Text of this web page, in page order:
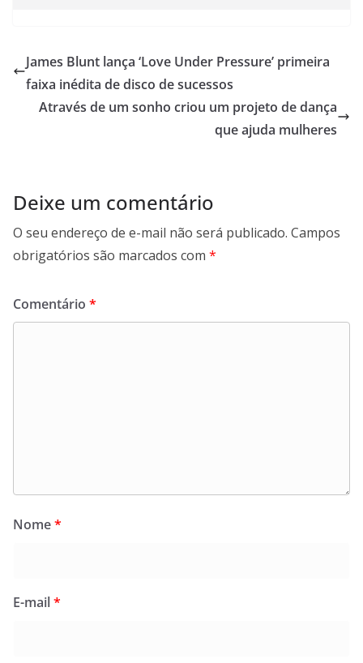
James Blunt lança ‘Love Under Pressure’ primeira
faixa inédita de disco de sucessos
Através de um sonho criou um projeto de dança
que ajuda mulheres
Deixe um comentário
O seu endereço de e-mail não será publicado. Campos
obrigatórios são marcados com *
Comentário *
Nome*
E-mail*